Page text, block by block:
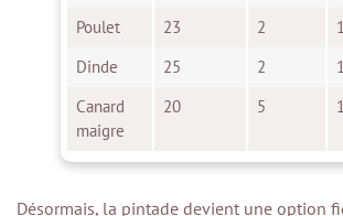
Poulet
23 2
Dinde
25 2
Canard
maigre
20 5
Désormais, la pintade devient une option